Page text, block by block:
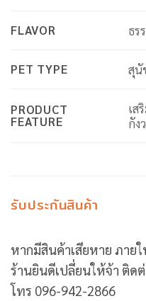
FLAVOR ธร
PET TYPE สุนั
PRODUCT
FEATURE
เส
กัง
รับประกันสินค้า
หากมีสินค้าเสียหาย ภาย
ร้านยินดีเปลี่ยนให้จ้า ติด
โทร 096-942-2866